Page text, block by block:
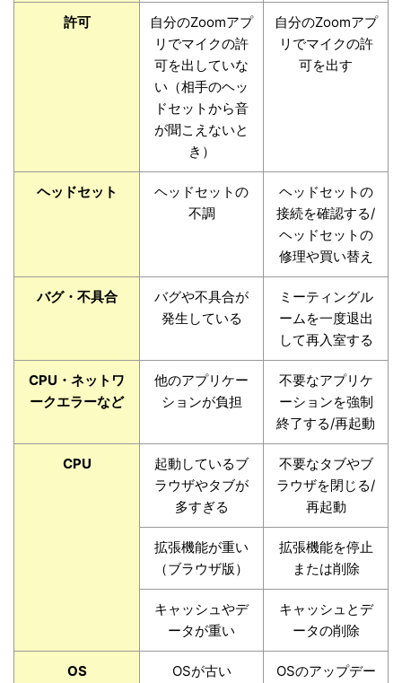
許可
自分のZoomアプ
リでマイクの許
可を出していな
い（相手のヘッ
ドセットから音
が聞こえないと
き）
自分のZoomアプ
リでマイクの許
可を出す
ヘッドセット
ヘッドセットの
不調
ヘッドセットの
接続を確認する/
ヘッドセットの
修理や買い替え
バグ・不具合
バグや不具合が
発生している
ミーティングル
ームを一度退出
して再入室する
CPU・ネットワ
ークエラーなど
他のアプリケー
ションが負担
不要なアプリケ
ーションを強制
終了する/再起動
CPU
起動しているブ
ラウザやタブが
多すぎる
不要なタブやブ
ラウザを閉じる/
再起動
拡張機能が重い
（ブラウザ版）
拡張機能を停止
または削除
キャッシュやデ
ータが重い
キャッシュとデ
ータの削除
OS OSが古い
OSのアップデー